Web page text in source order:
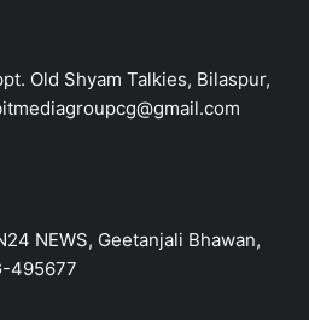
Old Shyam Talkies, Bilaspur,
NEWS, Geetanjali Bhawan,
495677